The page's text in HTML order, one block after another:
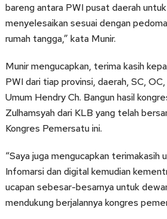
bareng antara PWI pusat daerah
menyelesaikan sesuai dengan
rumah tangga,” kata Munir.
Munir mengucapkan, terima kasih
PWI dari tiap provinsi, daerah, SC,
Umum Hendry Ch. Bangun hasil
Zulhamsyah dari KLB yang telah
Kongres Pemersatu ini.
“Saya juga mengucapkan terimakasih
Infomarsi dan digital kemudian
ucapan sebesar-besarnya untuk
mendukung berjalannya kongres